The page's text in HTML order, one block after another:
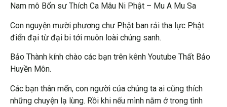
Nam mô Bổn sư Thích Ca Mâu Ni Phật – Mu A Mu Sa
Con nguyện mười phương chư Phật ban rải tha lực Phật
điển đại từ đại bi tới muôn loài chúng sanh.
Bảo Thành kính chào các bạn trên kênh Youtube Thất Bảo
Huyền Môn.
Các bạn thân mến, con người của chúng ta ai cũng thích
những chuyện lạ lùng. Rồi khi nếu mình nằm ở trong tình